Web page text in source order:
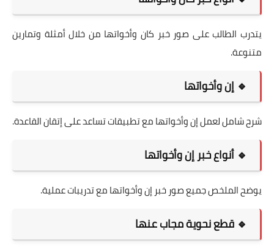
يتدرب الطالب على صور خبر كان وأخواتها من خلال أمثلة وتمارين
متنوعة.
🔹 إن وأخواتها
شرح شامل لعمل إن وأخواتها مع تطبيقات تساعد على إتقان القاعدة.
🔹 أنواع خبر إن وأخواتها
يوضح الملخص جميع صور خبر إن وأخواتها مع تدريبات عملية.
🔹 قطع نحوية مجاب عنها